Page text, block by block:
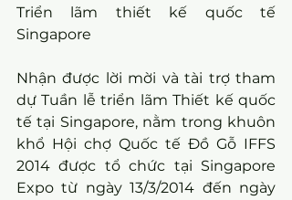
Triển lãm thiết kế quốc tế
Singapore
Nhận được lời mời và tài trợ tham
dự Tuần lễ triển lãm Thiết kế quốc
tế tại Singapore, nằm trong khuôn
khổ Hội chợ Quốc tế Đồ Gỗ IFFS
2014 được tổ chức tại Singapore
Expo từ ngày 13/3/2014 đến ngày